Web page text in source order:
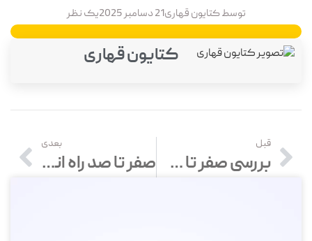
توسطکتایون قهاری21 دسامبر 2025 یک نظر
کتایون قهاری
قبل
بررسی صفر تا صد قرارداد کار موقت (با نمونه قرارداد)
بعدی
صفر تا صد راه اندازی مغازه موبایل فروشی